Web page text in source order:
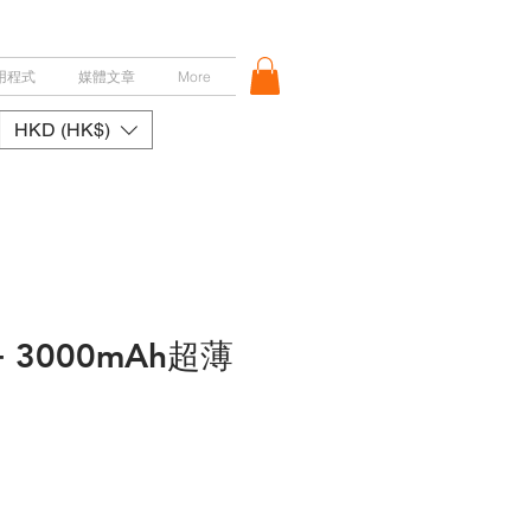
程式 媒體文章 More
HKD (HK$)
3000mAh超薄